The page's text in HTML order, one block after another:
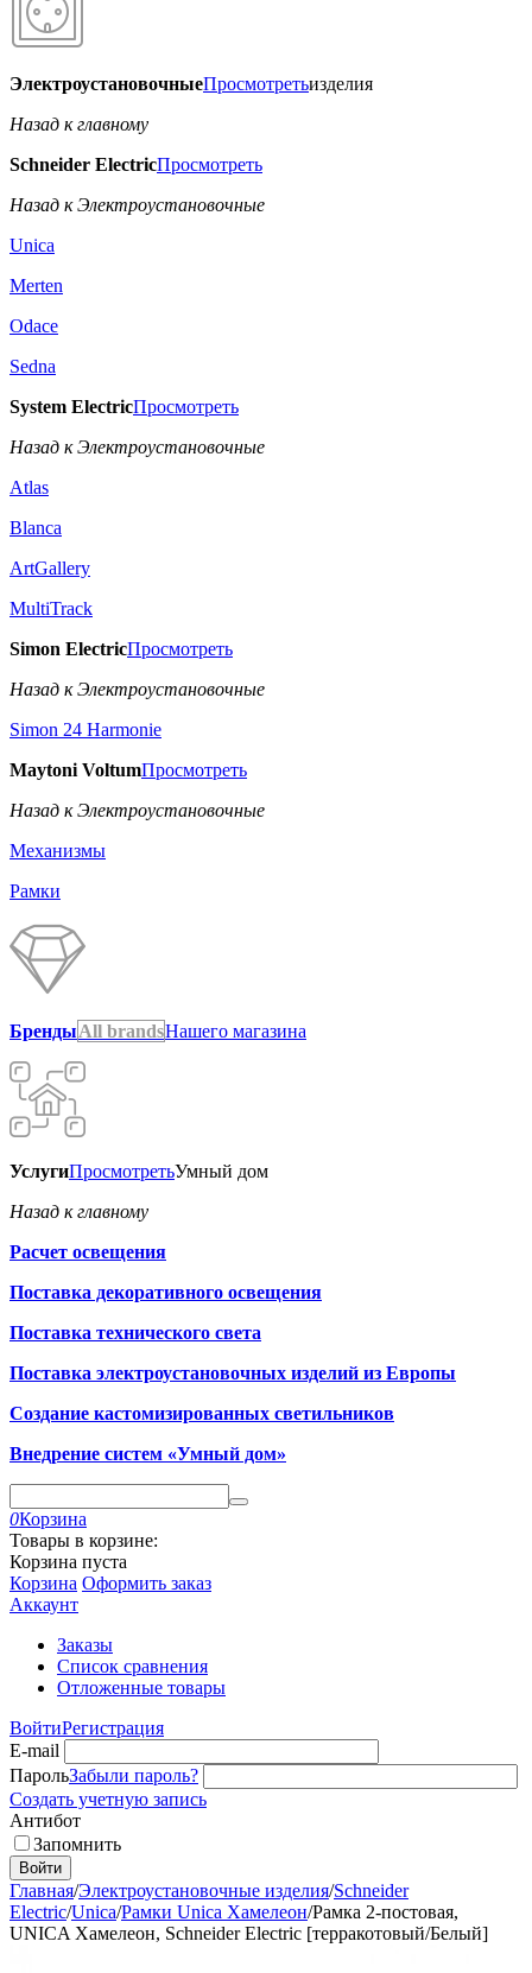
ЭлектроустановочныеПросмотретьизделия
Назад к главному
Schneider ElectricПросмотреть
Назад к Электроустановочные
Unica
Merten
Odace
Sedna
System ElectricПросмотреть
Назад к Электроустановочные
Atlas
Blanca
ArtGallery
MultiTrack
Simon ElectricПросмотреть
Назад к Электроустановочные
Simon 24 Harmonie
Maytoni VoltumПросмотреть
Назад к Электроустановочные
Механизмы
Рамки
БрендыAll brandsНашего магазина
УслугиПросмотретьУмный дом
Назад к главному
Расчет освещения
Поставка декоративного освещения
Поставка технического света
Поставка электроустановочных изделий из Европы
Создание кастомизированных светильников
Внедрение систем «Умный дом»
0Корзина
Товары в корзине:
Корзина пуста
Корзина Оформить заказ
Аккаунт
Заказы
Список сравнения
Отложенные товары
ВойтиРегистрация
E-mail
ПарольЗабыли пароль?
Создать учетную запись
Антибот
Запомнить
Войти
Главная/Электроустановочные изделия/Schneider
Electric/Unica/Рамки Unica Хамелеон/Рамка 2-постовая,
UNICA Хамелеон, Schneider Electric [терракотовый/Белый]